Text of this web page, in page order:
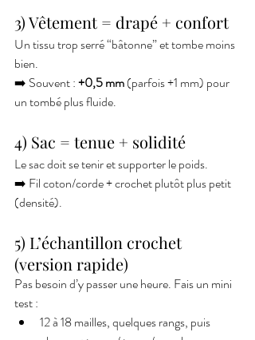
3) Vêtement = drapé + confort
Un tissu trop serré “bâtonne” et tombe moins
bien.
➡️ Souvent : +0,5 mm (parfois +1 mm) pour
un tombé plus fluide.
4) Sac = tenue + solidité
Le sac doit se tenir et supporter le poids.
➡️ Fil coton/corde + crochet plutôt plus petit
(densité).
5) L’échantillon crochet
(version rapide)
Pas besoin d’y passer une heure. Fais un mini
test :
12 à 18 mailles, quelques rangs, puis